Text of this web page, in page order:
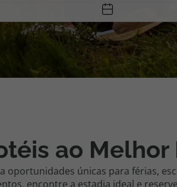
ao Melhor
oportunidades únicas para férias,
encontre a estadia ideal e